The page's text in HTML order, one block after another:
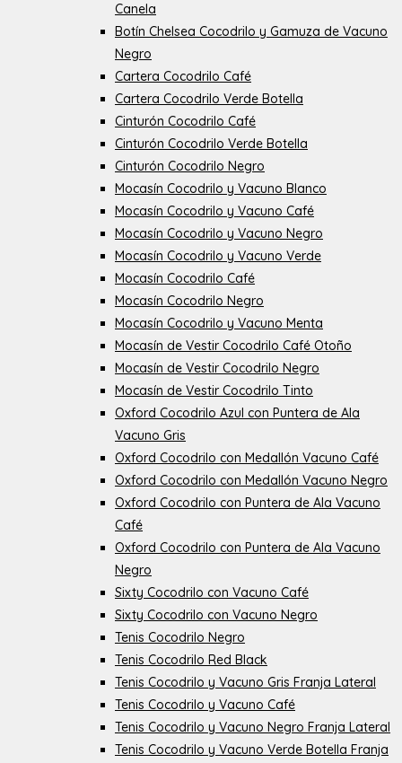
Canela
Botín Chelsea Cocodrilo y Gamuza de Vacuno
Negro
Cartera Cocodrilo Café
Cartera Cocodrilo Verde Botella
Cinturón Cocodrilo Café
Cinturón Cocodrilo Verde Botella
Cinturón Cocodrilo Negro
Mocasín Cocodrilo y Vacuno Blanco
Mocasín Cocodrilo y Vacuno Café
Mocasín Cocodrilo y Vacuno Negro
Mocasín Cocodrilo y Vacuno Verde
Mocasín Cocodrilo Café
Mocasín Cocodrilo Negro
Mocasín Cocodrilo y Vacuno Menta
Mocasín de Vestir Cocodrilo Café Otoño
Mocasín de Vestir Cocodrilo Negro
Mocasín de Vestir Cocodrilo Tinto
Oxford Cocodrilo Azul con Puntera de Ala
Vacuno Gris
Oxford Cocodrilo con Medallón Vacuno Café
Oxford Cocodrilo con Medallón Vacuno Negro
Oxford Cocodrilo con Puntera de Ala Vacuno
Café
Oxford Cocodrilo con Puntera de Ala Vacuno
Negro
Sixty Cocodrilo con Vacuno Café
Sixty Cocodrilo con Vacuno Negro
Tenis Cocodrilo Negro
Tenis Cocodrilo Red Black
Tenis Cocodrilo y Vacuno Gris Franja Lateral
Tenis Cocodrilo y Vacuno Café
Tenis Cocodrilo y Vacuno Negro Franja Lateral
Tenis Cocodrilo y Vacuno Verde Botella Franja